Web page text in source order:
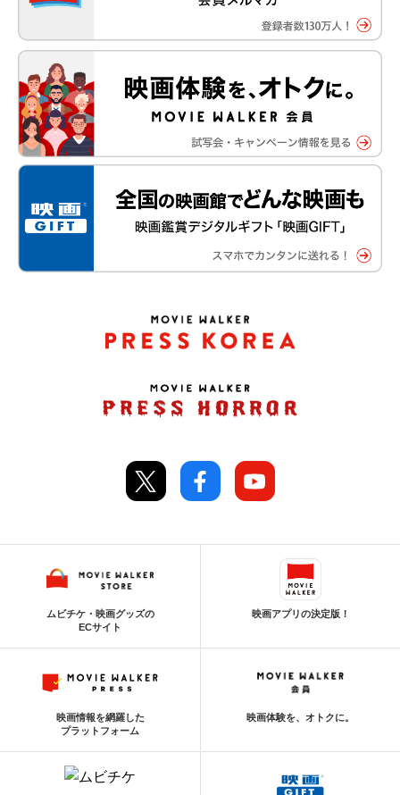
ムビチケ・映画グッズの
ECサイト
映画アプリの決定版！
映画情報を網羅した
プラットフォーム
映画体験を、オトクに。